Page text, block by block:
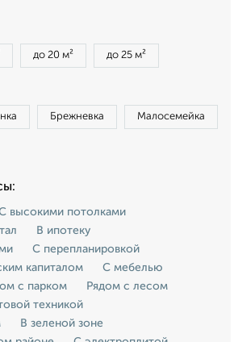
до 20 м² до 25 м²
Брежневка Малосемейка
высокими потолками
В ипотеку
С перепланировкой
капиталом
С мебелью
с парком
Рядом с лесом
техникой
В зеленой зоне